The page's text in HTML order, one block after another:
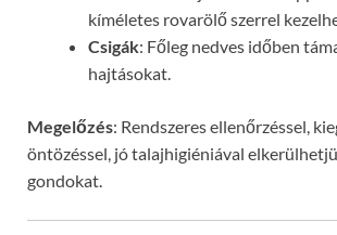
kíméletes rovarölő szerrel
Csigák: Főleg nedves időben
hajtásokat.
Megelőzés: Rendszeres ellenőrzéssel,
öntözéssel, jó talajhigiéniával
gondokat.